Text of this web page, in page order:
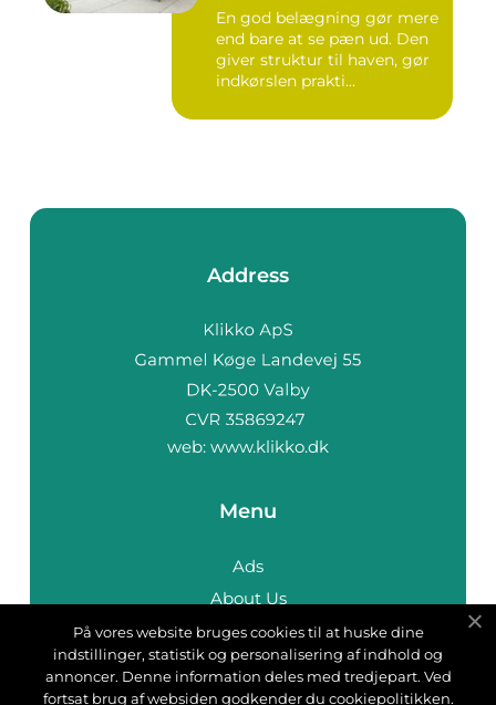
En god belægning gør mere
end bare at se pæn ud. Den
giver struktur til haven, gør
indkørslen prakti...
Address
web: www.klikko.dk
Menu
Ads
About Us
Cookies
Contact
Sitemap
På vores website bruges cookies til at huske dine
indstillinger, statistik og personalisering af indhold og
annoncer. Denne information deles med tredjepart. Ved
fortsat brug af websiden godkender du cookiepolitikken.